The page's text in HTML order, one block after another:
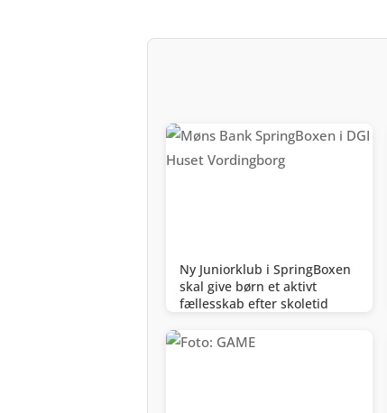
Ny Juniorklub i SpringBoxen
skal give børn et aktivt
fællesskab efter skoletid